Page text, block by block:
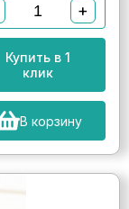
+
Купить в 1
клик
В корзину